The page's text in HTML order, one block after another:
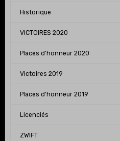
Historique
VICTOIRES 2020
Places d'honneur 2020
Victoires 2019
Places d'honneur 2019
Licenciés
ZWIFT